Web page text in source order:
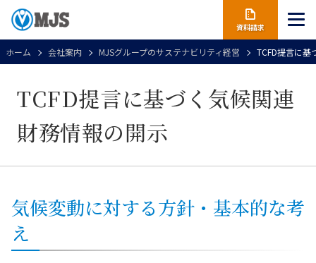
資料請求
ホーム 会社案内 MJSグループのサステナビリティ経営 TCFD提言に基
TCFD提言に基づく気候関連
財務情報の開示
気候変動に対する方針・基本的な考
え